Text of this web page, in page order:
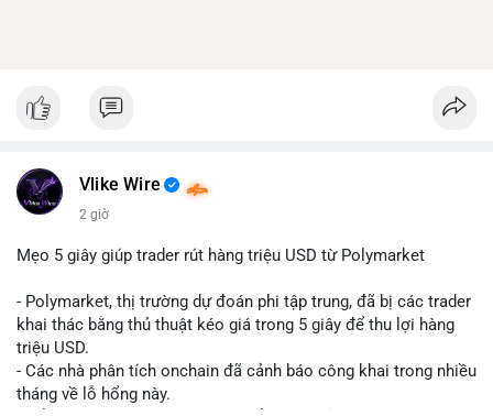
Vlike Wire
2 giờ
Mẹo 5 giây giúp trader rút hàng triệu USD từ Polymarket
- Polymarket, thị trường dự đoán phi tập trung, đã bị các trader
khai thác bằng thủ thuật kéo giá trong 5 giây để thu lợi hàng
triệu USD.
- Các nhà phân tích onchain đã cảnh báo công khai trong nhiều
tháng về lỗ hổng này.